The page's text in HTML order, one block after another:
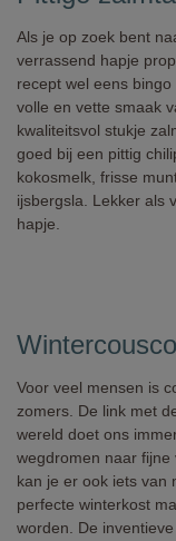
Als je op zoek bent
verrassend hapje
recept wel eens
volle en vette smaak
kwaliteitsvol stukje
goed bij een pittig
kokosmelk, frisse
ijsbergsla. Lekker als
hapje.
Voor veel mensen is
zomers. De link met
wereld doet ons
wegdromen naar fijne
kan je er ook iets van
perfecte winterkost
worden. De